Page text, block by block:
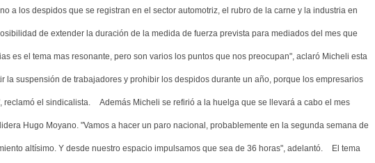
a los despidos que se registran en el sector automotriz, el rubro de la carne y la industria en
de extender la duración de la medida de fuerza prevista para mediados del mes que
es el tema mas resonante, pero son varios los puntos que nos preocupan", aclaró Micheli esta
la suspensión de trabajadores y prohibir los despidos durante un año, porque los empresarios
reclamó el sindicalista. Además Micheli se refirió a la huelga que se llevará a cabo el mes
Hugo Moyano. "Vamos a hacer un paro nacional, probablemente en la segunda semana de
altísimo. Y desde nuestro espacio impulsamos que sea de 36 horas", adelantó. El tema